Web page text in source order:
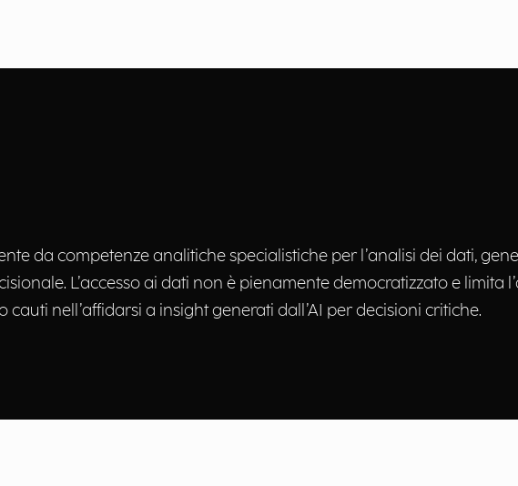
da competenze analitiche specialistiche per l’analisi dei dati,
L’accesso ai dati non è pienamente democratizzato e limita
nell’affidarsi a insight generati dall’AI per decisioni critiche.